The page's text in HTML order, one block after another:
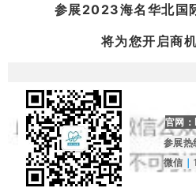
参展2023海名华北国
将为您开启商
官网 ：
参展热
微信 ｜